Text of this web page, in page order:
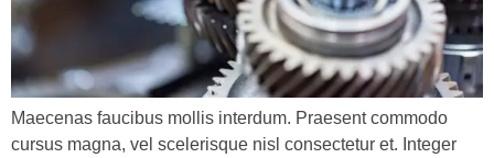
Maecenas faucibus mollis interdum. Praesent commodo
cursus magna, vel scelerisque nisl consectetur et. Integer